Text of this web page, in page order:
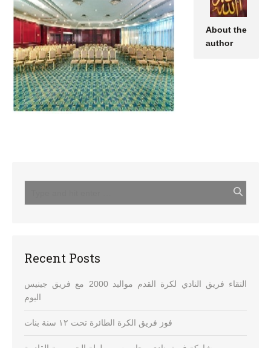
About the
author
Recent Posts
التقاء فريق النادي لكرة القدم مواليد 2000 مع فريق جينيس
اليوم
فوز فريق الكرة الطائرة تحت ١٢ سنة بنات